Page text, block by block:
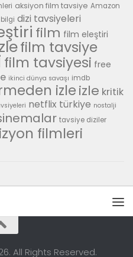
aksiyon film tavsiye Amazon
bilgi dizi tavsiyeleri
film film eleştiri
film tavsiye
film tavsiyesi free
ikinci dünya savaşı imdb
izleizle kritik
netflix türkiye nostalji
tavsiye diziler
filmleri
All Rights Reserved.